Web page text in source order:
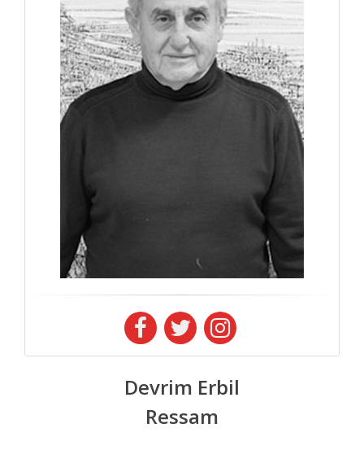
Devrim Erbil
Ressam